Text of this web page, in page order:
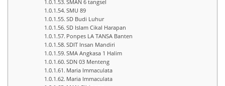
SMAN 6 tangsel
SMU 89
SD Budi Luhur
SD Islam Cikal Harapan
Ponpes LA TANSA Banten
SDIT Insan Mandiri
SMA Angkasa 1 Halim
SDN 03 Menteng
Maria Immaculata
Maria Immaculata